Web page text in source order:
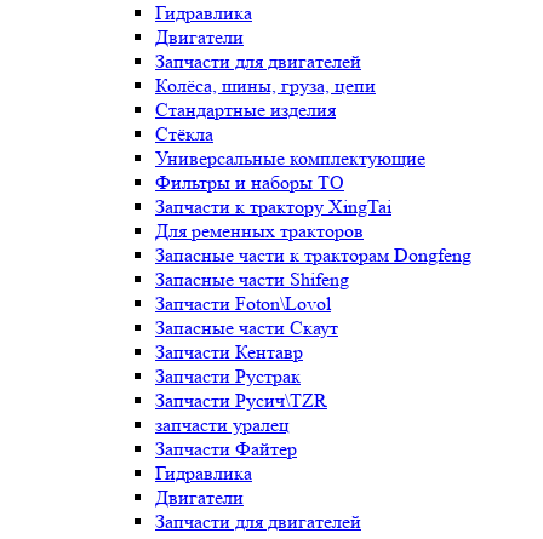
Гидравлика
Двигатели
Запчасти для двигателей
Колёса, шины, груза, цепи
Стандартные изделия
Стёкла
Универсальные комплектующие
Фильтры и наборы ТО
Запчасти к трактору XingTai
Для ременных тракторов
Запасные части к тракторам Dongfeng
Запасные части Shifeng
Запчасти Foton\Lovol
Запасные части Скаут
Запчасти Кентавр
Запчасти Рустрак
Запчасти Русич\TZR
запчасти уралец
Запчасти Файтер
Гидравлика
Двигатели
Запчасти для двигателей